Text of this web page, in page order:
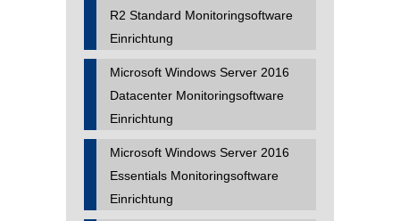
R2 Standard Monitoringsoftware
Einrichtung
Microsoft Windows Server 2016
Datacenter Monitoringsoftware
Einrichtung
Microsoft Windows Server 2016
Essentials Monitoringsoftware
Einrichtung